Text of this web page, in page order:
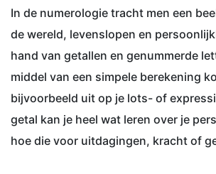
In de numerologie tracht men een
de wereld, levenslopen en
hand van getallen en genummerde
middel van een simpele berekening
bijvoorbeeld uit op je lots- of
getal kan je heel wat leren over je
hoe die voor uitdagingen, kracht of